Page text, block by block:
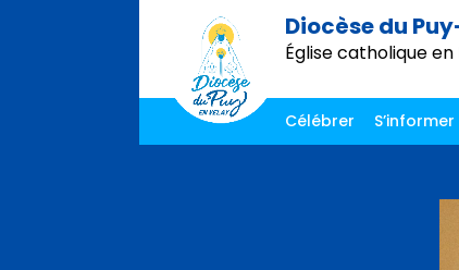
Diocèse du
Église catholique
Célébrer
S’informer